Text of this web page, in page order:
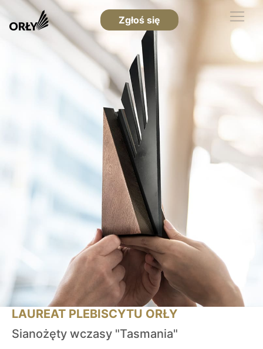
Zgłoś się
LAUREAT PLEBISCYTU ORŁY
Sianożęty wczasy "Tasmania"